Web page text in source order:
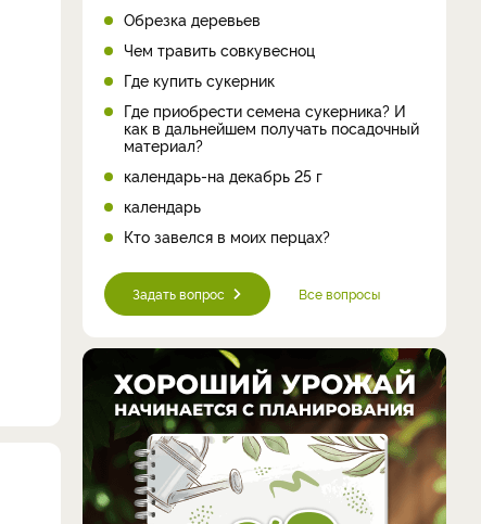
Обрезка деревьев
Чем травить совкувесноц
Где купить сукерник
Где приобрести семена сукерника? И
как в дальнейшем получать посадочный
материал?
календарь-на декабрь 25 г
календарь
Кто завелся в моих перцах?
Задать вопрос Все вопросы